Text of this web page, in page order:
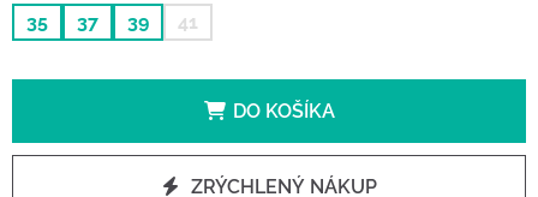
35 37 39 41
DO KOŠÍKA
ZRÝCHLENÝ NÁKUP